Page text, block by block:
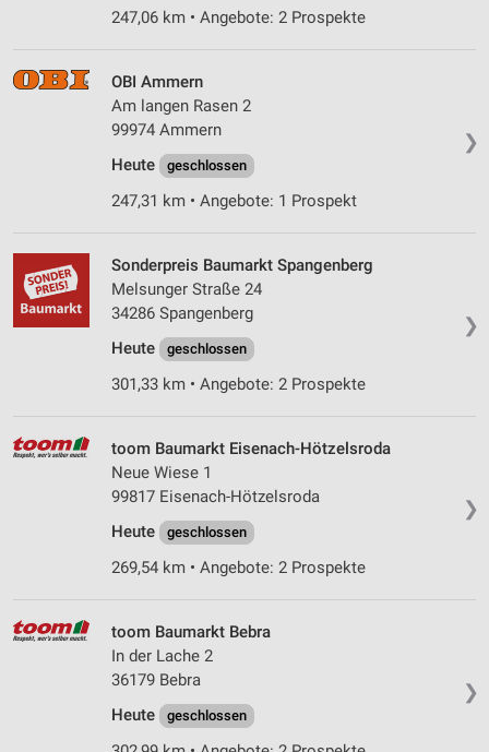
247,06 km • Angebote: 2 Prospekte
❯
OBI Ammern
Am langen Rasen 2
99974 Ammern
Heute
geschlossen
247,31 km • Angebote: 1 Prospekt
❯
Sonderpreis Baumarkt Spangenberg
Melsunger Straße 24
34286 Spangenberg
Heute
geschlossen
301,33 km • Angebote: 2 Prospekte
❯
toom Baumarkt Eisenach-Hötzelsroda
Neue Wiese 1
99817 Eisenach-Hötzelsroda
Heute
geschlossen
269,54 km • Angebote: 2 Prospekte
❯
toom Baumarkt Bebra
In der Lache 2
36179 Bebra
Heute
geschlossen